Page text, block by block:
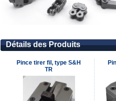
Détails des Produits
Pince tirer fil, type S&H
TR